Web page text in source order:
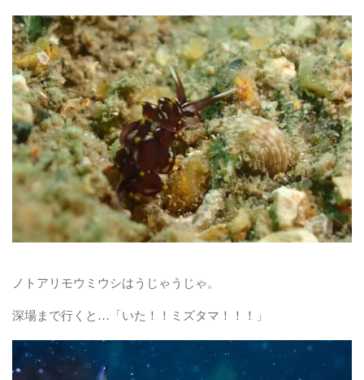
ノトアリモウミウシはうじゃうじゃ。
深場まで行くと…「いた！！ミズタマ！！！」